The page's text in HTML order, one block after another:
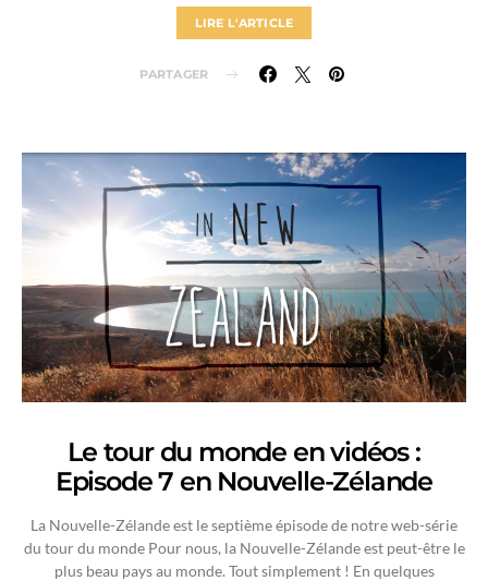
LIRE L'ARTICLE
PARTAGER
Le tour du monde en vidéos :
Episode 7 en Nouvelle-Zélande
La Nouvelle-Zélande est le septième épisode de notre web-série
du tour du monde Pour nous, la Nouvelle-Zélande est peut-être le
plus beau pays au monde. Tout simplement ! En quelques